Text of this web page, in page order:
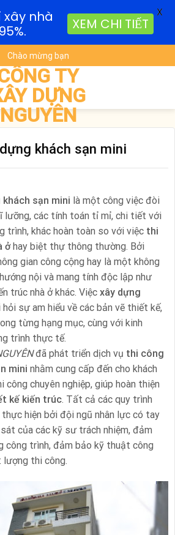
Chào mừng bạn
TY
DỰNG
NGUYÊN
khách sạn mini
sạn mini là một công việc đòi
lưỡng, các tính toán tỉ mỉ, chi tiết với
trình, khác hoàn toàn so với việc thi
ởhay biệt thự thông thường. Bởi
gian công cộng hay là một không
nội và mang tính độc lập như
trúc nhà ở khác. Việc xây dựng
sự am hiểu về các bản vẽ thiết kế,
từng hạng mục, cùng với kinh
trình thực tế.
đã phát triển dịch vụ thi công
mini nhằm cung cấp đến cho khách
công chuyên nghiệp, giúp hoàn thiện
kế kiến trúc. Tất cả các quy trình
hiện bởi đội ngũ nhân lực có tay
của các kỹ sư trách nhiệm, đảm
công trình, đảm bảo kỹ thuật công
lượng thi công.
xây nhà
XEM CHI TIẾT
X